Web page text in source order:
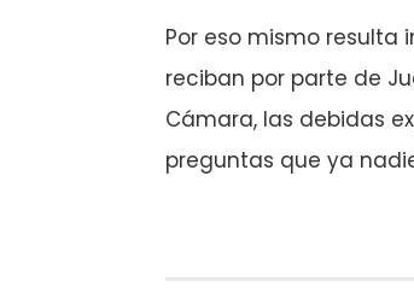
Por eso mismo
reciban por parte de
Cámara, las debidas
preguntas que ya